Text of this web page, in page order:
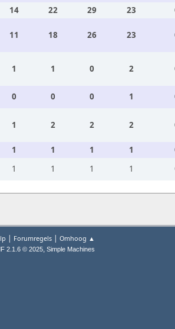
14 22 29 23
11 18 26 23
1 1 0 2
0 0 0 1
1 2 2 2
1 1 1 1
1 1 1 1
| Forumregels| Omhoog ▲
2.1.6 © 2025, Simple Machines